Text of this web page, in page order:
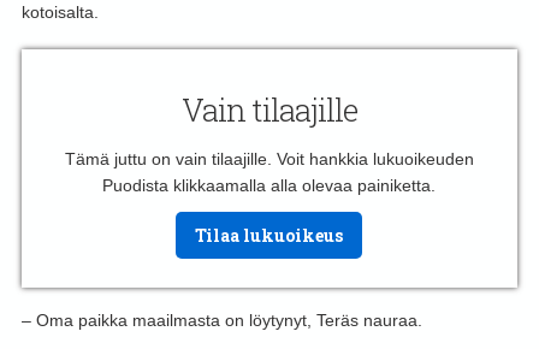
kotoisalta.
Vain tilaajille
Tämä juttu on vain tilaajille. Voit hankkia lukuoikeuden
Puodista klikkaamalla alla olevaa painiketta.
Tilaa lukuoikeus
– Oma paikka maailmasta on löytynyt, Teräs nauraa.